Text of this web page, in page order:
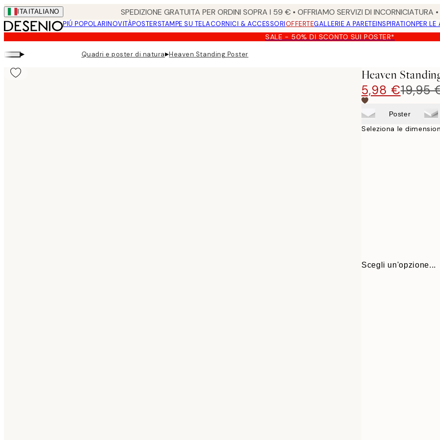
Skip
to
main
content.
ITA ITALIANO SPEDIZIONE GRATUITA PER ORDINI SOPRA I 59 € • OFFRIAMO SERVIZI DI
PIÚ POPOLARINOVITÀPOSTERSTAMPE SU TELACORNICI & ACCESSORIOFFERTEGALLERIE A PARETEINSPIRATIONPER LE
SALE - 50% DI SCONTO SUI POSTER*
▸ Quadri e poster di natura▸Heaven Standing Poster
Heaven
5,98 €19,95
Poster
Seleziona le
Scegli un'opzione...